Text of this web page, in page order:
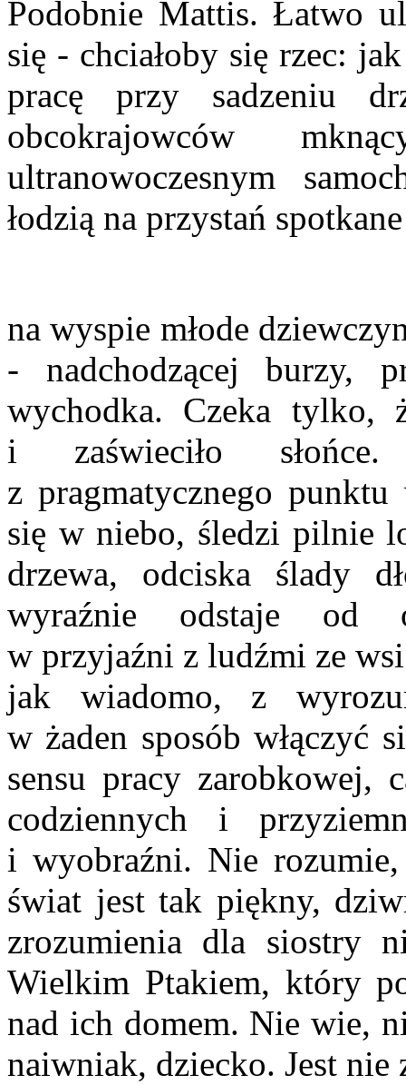
Podobnie Mattis. Łatwo
się - chciałoby się rzec:
pracę przy sadzeniu
obcokrajowców
ultranowoczesnym
łodzią na przystań
na wyspie młode
- nadchodzącej burzy,
wychodka. Czeka tylko,
i zaświeciło
z pragmatycznego
się w niebo, śledzi pilnie
drzewa, odciska ślady
wyraźnie odstaje od
w przyjaźni z ludźmi ze
jak wiadomo, z
w żaden sposób włączyć
sensu pracy zarobkowej,
codziennych i
i wyobraźni. Nie
świat jest tak piękny,
zrozumienia dla siostry
Wielkim Ptakiem, który
nad ich domem. Nie wie,
naiwniak, dziecko. Jest nie